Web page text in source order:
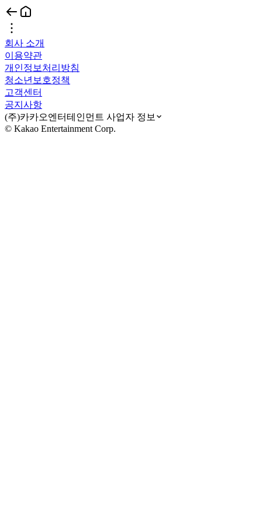
회사 소개
이용약관
개인정보처리방침
청소년보호정책
고객센터
공지사항
(주)카카오엔터테인먼트 사업자 정보
© Kakao Entertainment Corp.